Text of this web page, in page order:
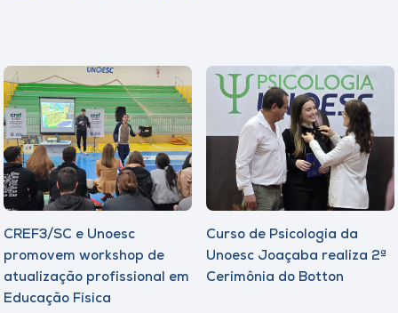
CREF3/SC e Unoesc
promovem workshop de
atualização profissional em
Educação Física
Curso de Psicologia da
Unoesc Joaçaba realiza 2ª
Cerimônia do Botton